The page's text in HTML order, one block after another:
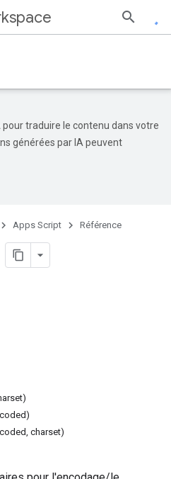
traduire le contenu dans votre
générées par IA peuvent
Apps Script Référence
charset)